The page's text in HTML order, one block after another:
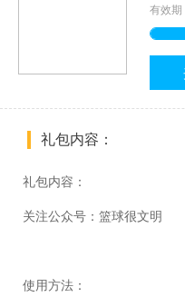
有效
礼包内容：
礼包内容：
关注公众号：篮球很文明
使用方法：